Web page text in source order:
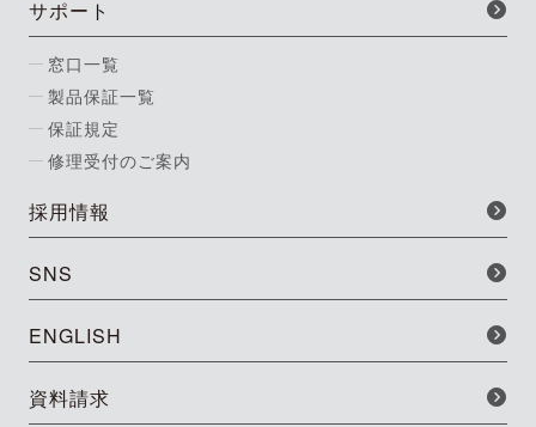
サポート
窓口一覧
製品保証一覧
保証規定
修理受付のご案内
採用情報
SNS
ENGLISH
資料請求